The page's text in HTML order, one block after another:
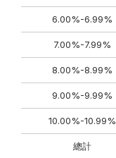
6.00%-6.99%
7.00%-7.99%
8.00%-8.99%
9.00%-9.99%
10.00%-10.99%
總計